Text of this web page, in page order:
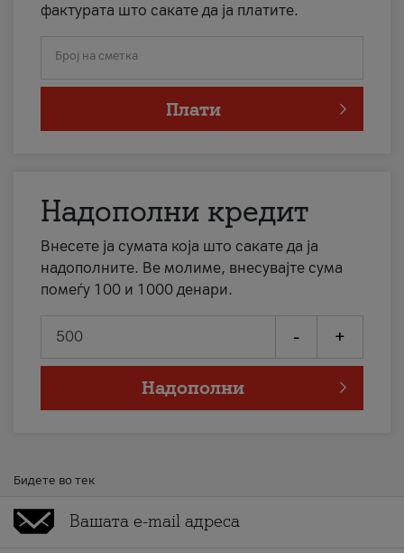
фактурата што сакате да ја платите.
Број на сметка
Плати
Надополни кредит
Внесете ја сумата која што сакате да ја
надополните. Ве молиме, внесувајте сума
помеѓу 100 и 1000 денари.
- +
Надополни
Бидете во тек